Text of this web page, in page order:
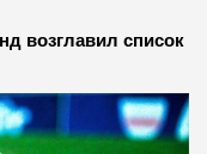
возглавил список